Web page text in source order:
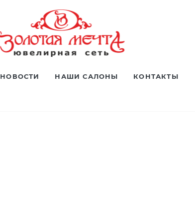
НОВОСТИ НАШИ САЛОНЫ КОНТАКТЫ